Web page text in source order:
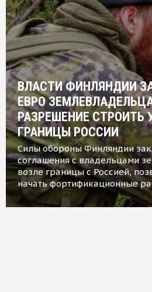
ВЛАСТИ ФИНЛЯНДИИ
ЕВРО
РАЗРЕШЕНИЕ СТРОИТЬ
ГРАНИЦЫ РОССИИ
Силы обороны Финляндии
соглашения с владельцами
возле границы с Россией,
начать фортификационные